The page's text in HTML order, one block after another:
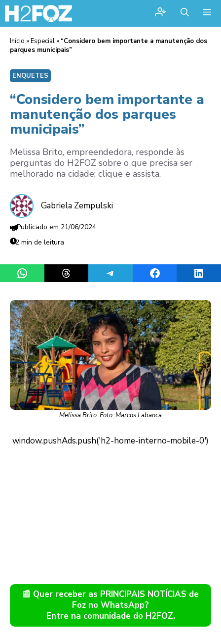
Início »Especial » “Considero bem importante a manutenção dos
parques municipais”
ENQUETES
“Considero bem importante a
manutenção dos parques
municipais”
Melissa Brito, empreendedora, responde às
perguntas do H2FOZ sobre o que precisa ser
melhorado na cidade; clique e assista.
Gabriela Zempulski
21/06/2024
2 min de leitura
Share on WhatsAppShare on ThreadsShare on TelegramShare on Facebook
Melissa Brito. Foto: Marcos Labanca
📰 Quer receber as PRINCIPAIS NOTÍCIAS de
Foz no WhatsApp?
Entre na comunidade do H2FOZ.